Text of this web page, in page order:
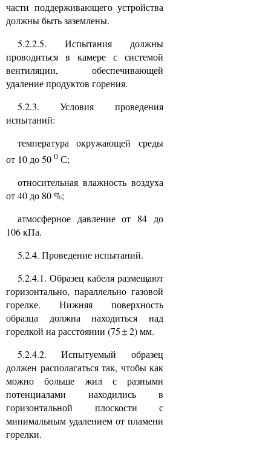
части поддерживающего устройства
должны быть заземлены.
5.2.2.5. Испытания должны
проводиться в камере с системой
вентиляции, обеспечивающей
удаление продуктов горения.
5.2.3. Условия проведения
испытаний:
температура окружающей среды
от 10 до 50 0 С;
относительная влажность воздуха
от 40 до 80 %;
атмосферное давление от 84 до
106 кПа.
5.2.4. Проведение испытаний.
5.2.4.1. Образец кабеля размещают
горизонтально, параллельно газовой
горелке. Нижняя поверхность
образца должна находиться над
горелкой на расстоянии (75
2) мм.
5.2.4.2. Испытуемый образец
должен располагаться так, чтобы как
можно больше жил с разными
потенциалами находились в
горизонтальной плоскости с
минимальным удалением от пламени
горелки.